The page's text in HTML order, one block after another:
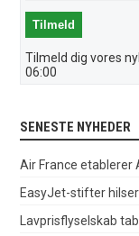
Tilmeld dig vores
06:00
SENESTE NYHEDER
Air France etablerer
EasyJet-stifter
Lavprisflyselskab